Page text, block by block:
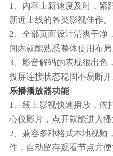
1、内容上新速度及时，紧
新近上线的各类影视佳作。
2、全部页面设计清爽干净
间内就能熟悉整体使用布局
3、影音解码的表现很出色
投屏连接状态稳固不易断开
乐播播放器功能
1、线上影视快速播放，依
心仪影片，点开就能进入播
2、兼容多种格式本地视频
件，自动留存观看节点方便